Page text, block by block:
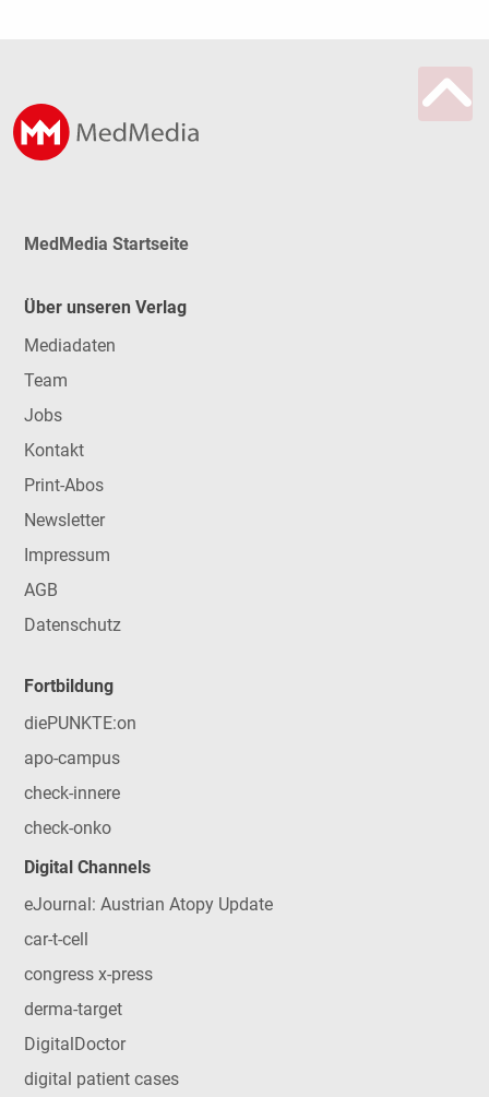
MedMedia Startseite
Über unseren Verlag
Mediadaten
Team
Jobs
Kontakt
Print-Abos
Newsletter
Impressum
AGB
Datenschutz
Fortbildung
diePUNKTE:on
apo-campus
check-innere
check-onko
Digital Channels
eJournal: Austrian Atopy Update
car-t-cell
congress x-press
derma-target
DigitalDoctor
digital patient cases